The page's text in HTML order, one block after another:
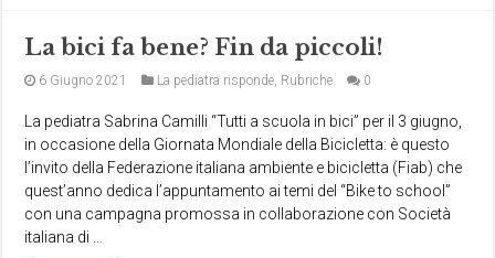
La bici fa bene? Fin da piccoli!
6 Giugno 2021 La pediatra risponde, Rubriche 0
La pediatra Sabrina Camilli “Tutti a scuola in bici” per il 3 giugno,
in occasione della Giornata Mondiale della Bicicletta: è questo
l’invito della Federazione italiana ambiente e bicicletta (Fiab) che
quest’anno dedica l’appuntamento ai temi del “Bike to school”
con una campagna promossa in collaborazione con Società
italiana di …